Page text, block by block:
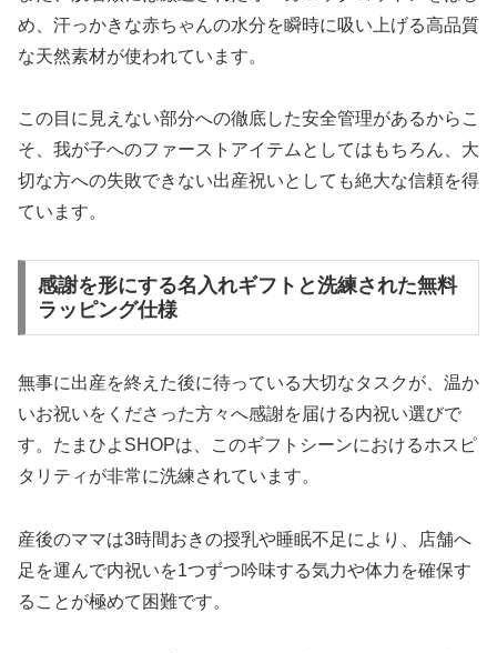
め、汗っかきな赤ちゃんの水分を瞬時に吸い上げる高品質
な天然素材が使われています。
この目に見えない部分への徹底した安全管理があるからこ
そ、我が子へのファーストアイテムとしてはもちろん、大
切な方への失敗できない出産祝いとしても絶大な信頼を得
ています。
感謝を形にする名入れギフトと洗練された無料
ラッピング仕様
無事に出産を終えた後に待っている大切なタスクが、温か
いお祝いをくださった方々へ感謝を届ける内祝い選びで
す。たまひよSHOPは、このギフトシーンにおけるホスピ
タリティが非常に洗練されています。
産後のママは3時間おきの授乳や睡眠不足により、店舗へ
足を運んで内祝いを1つずつ吟味する気力や体力を確保す
ることが極めて困難です。